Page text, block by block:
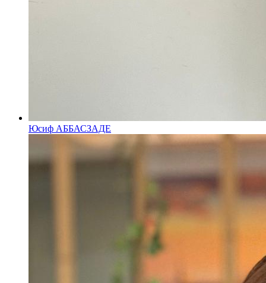
Юсиф АББАСЗАДЕ